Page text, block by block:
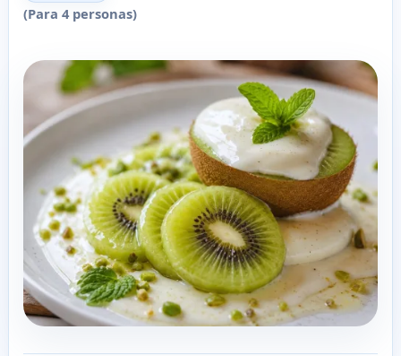
(Para 4 personas)